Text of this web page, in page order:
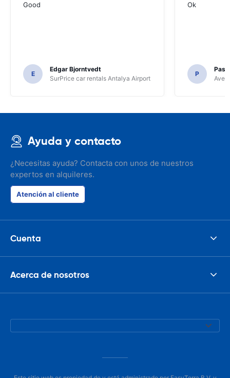
Good
E
Edgar Bjorntvedt
SurPrice car rentals Antalya Airport
Ok
P
Avec
Ayuda y contacto
¿Necesitas ayuda? Contacta con unos de nuestros
expertos en alquileres.
Atención al cliente
Cuenta
Acerca de nosotros